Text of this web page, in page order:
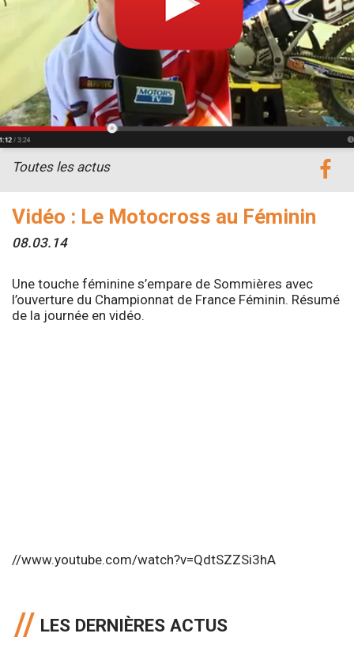
Vidéo : Le Motocross au Féminin
08.03.14
Toutes les actus
Une touche féminine s’empare de Sommières avec
l’ouverture du Championnat de France Féminin. Résumé
de la journée en vidéo.
//www.youtube.com/watch?v=QdtSZZSi3hA
LES DERNIÈRES ACTUS